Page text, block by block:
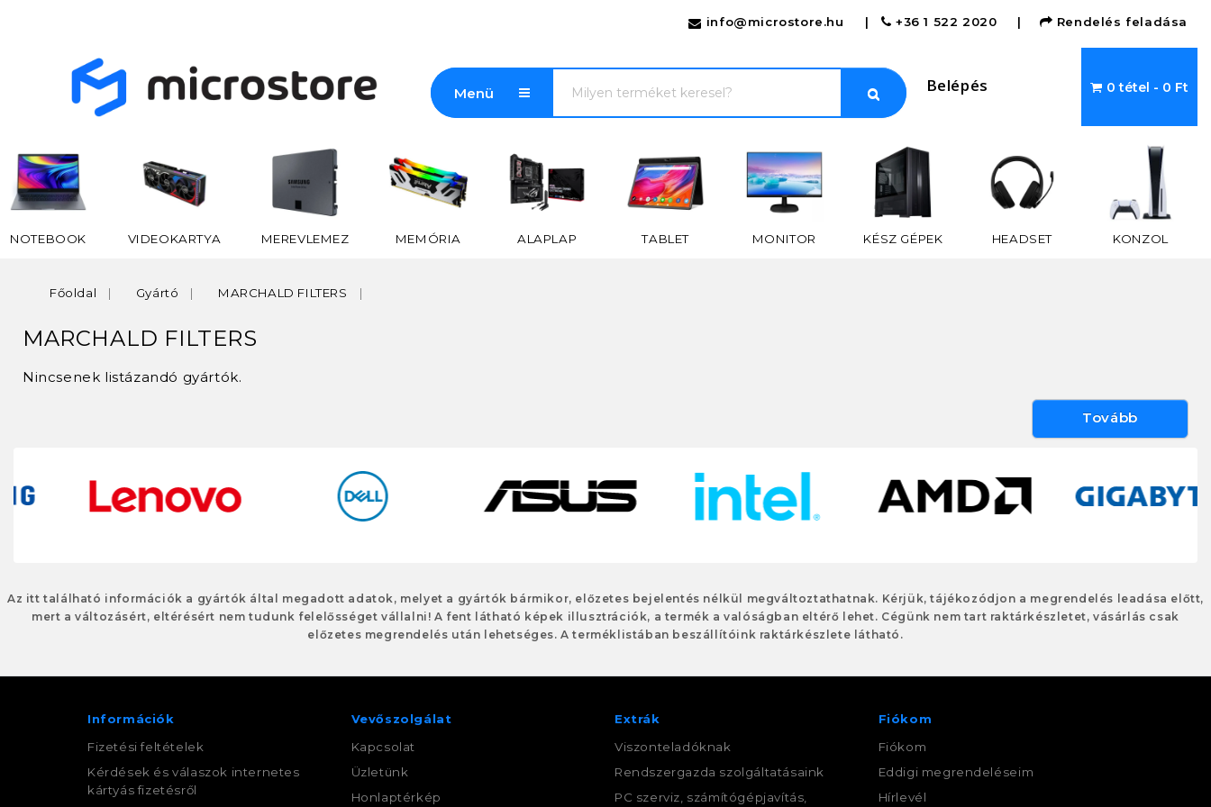
info@microstore.hu | +36 1 522 2020 | Rendelés feladása
Menü Belépés 0 tétel - 0 Ft
NOTEBOOK VIDEOKARTYA MEREVLEMEZ MEMÓRIA ALAPLAP TABLET MONITOR KÉSZ GÉPEK HEADSET KONZOL
Főoldal Gyártó MARCHALD FILTERS
MARCHALD FILTERS
Nincsenek listázandó gyártók.
Tovább
Az itt található információk a gyártók által megadott adatok, melyet a gyártók bármikor, előzetes bejelentés nélkül megváltoztathatnak. Kérjük, tájékozódjon a megrendelés leadása előtt,
mert a változásért, eltérésért nem tudunk felelősséget vállalni! A fent látható képek illusztrációk, a termék a valóságban eltérő lehet. Cégünk nem tart raktárkészletet, vásárlás csak
előzetes megrendelés után lehetséges. A terméklistában beszállítóink raktárkészlete látható.
Információk
Fizetési feltételek
Kérdések és válaszok internetes
kártyás fizetésről
Vevőszolgálat
Kapcsolat
Üzletünk
Honlaptérkép
Extrák
Viszonteladóknak
Rendszergazda szolgáltatásaink
PC szerviz, számítógépjavítás,
Fiókom
Fiókom
Eddigi megrendeléseim
Hírlevél